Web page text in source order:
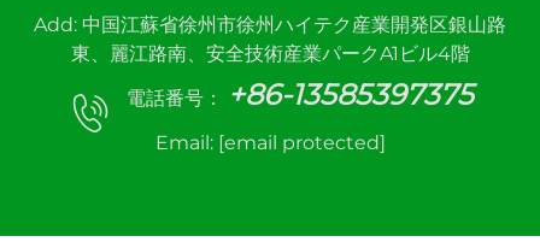
Add: 中国江蘇省徐州市徐州ハイテク産業開発区銀山路
東、麗江路南、安全技術産業パークA1ビル4階
電話番号：
+86-13585397375
Email: [email protected]